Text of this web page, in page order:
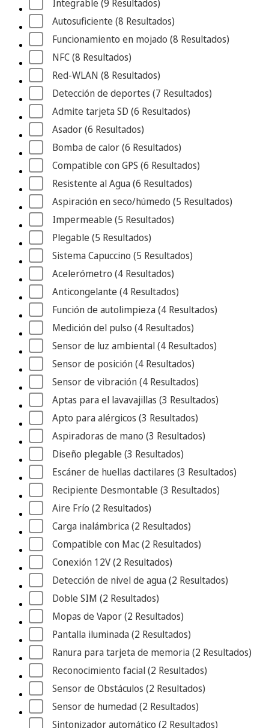
Integrable (9 Resultados)
Autosuficiente (8 Resultados)
Funcionamiento en mojado (8 Resultados)
NFC (8 Resultados)
Red-WLAN (8 Resultados)
Detección de deportes (7 Resultados)
Admite tarjeta SD (6 Resultados)
Asador (6 Resultados)
Bomba de calor (6 Resultados)
Compatible con GPS (6 Resultados)
Resistente al Agua (6 Resultados)
Aspiración en seco/húmedo (5 Resultados)
Impermeable (5 Resultados)
Plegable (5 Resultados)
Sistema Capuccino (5 Resultados)
Acelerómetro (4 Resultados)
Anticongelante (4 Resultados)
Función de autolimpieza (4 Resultados)
Medición del pulso (4 Resultados)
Sensor de luz ambiental (4 Resultados)
Sensor de posición (4 Resultados)
Sensor de vibración (4 Resultados)
Aptas para el lavavajillas (3 Resultados)
Apto para alérgicos (3 Resultados)
Aspiradoras de mano (3 Resultados)
Diseño plegable (3 Resultados)
Escáner de huellas dactilares (3 Resultados)
Recipiente Desmontable (3 Resultados)
Aire Frío (2 Resultados)
Carga inalámbrica (2 Resultados)
Compatible con Mac (2 Resultados)
Conexión 12V (2 Resultados)
Detección de nivel de agua (2 Resultados)
Doble SIM (2 Resultados)
Mopas de Vapor (2 Resultados)
Pantalla iluminada (2 Resultados)
Ranura para tarjeta de memoria (2 Resultados)
Reconocimiento facial (2 Resultados)
Sensor de Obstáculos (2 Resultados)
Sensor de humedad (2 Resultados)
Sintonizador automático (2 Resultados)